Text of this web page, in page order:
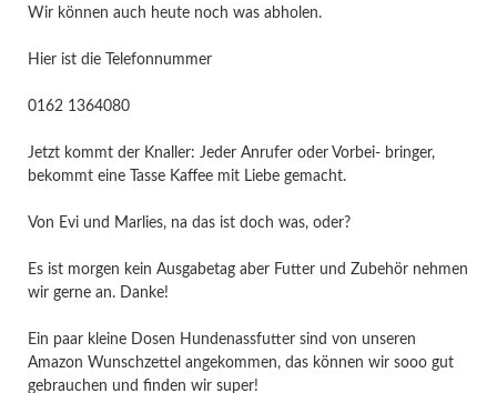
Wir können auch heute noch was abholen.
Hier ist die Telefonnummer
0162 1364080
Jetzt kommt der Knaller: Jeder Anrufer oder Vorbei- bringer,
bekommt eine Tasse Kaffee mit Liebe gemacht.
Von Evi und Marlies, na das ist doch was, oder?
Es ist morgen kein Ausgabetag aber Futter und Zubehör nehmen
wir gerne an. Danke!
Ein paar kleine Dosen Hundenassfutter sind von unseren
Amazon Wunschzettel angekommen, das können wir sooo gut
gebrauchen und finden wir super!